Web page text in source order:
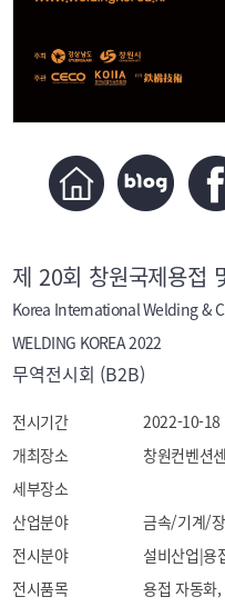
제 20회 창원국제용접
Korea International Welding &
WELDING KOREA 2022
무역전시회 (B2B)
전시기간
2022-10-18
개최장소
창원컨벤션
세부장소
산업분야
금속/기계/
전시분야
설비산업|용
전시품목
용접 자동화